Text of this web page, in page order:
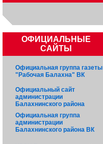
ОФИЦИАЛЬНЫЕ
САЙТЫ
Официальная группа газеты
"Рабочая Балахна" ВК
Официальный сайт
администрации
Балахнинского района
Официальная группа
администрации
Балахнинского района ВК